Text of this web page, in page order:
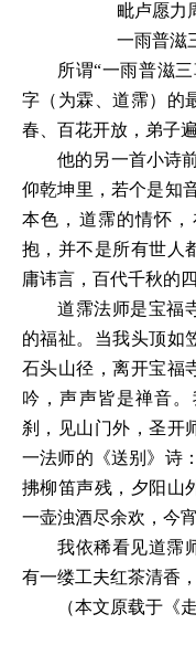
毗卢愿力
一雨普滋
所谓“一雨普滋
字（为霖、道霈）的
春、百花开放，弟子
他的另一首小诗
仰乾坤里，若个是知
本色，道霈的情怀
抱，并不是所有世人
庸讳言，百代千秋的
道霈法师是宝福
的福祉。当我头顶如
石头山径，离开宝福
吟，声声皆是禅音
刹，见山门外，圣开
一法师的《送别》诗：
拂柳笛声残，夕阳山
一壶浊酒尽余欢，今
我依稀看见道霈
有一缕工夫红茶清香
（本文原载于《